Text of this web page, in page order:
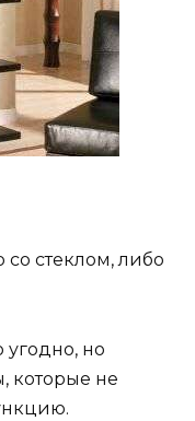
со стеклом, либо
угодно, но
которые не